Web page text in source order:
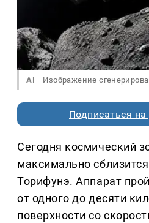
AI Изображение
Подписаться
Сегодня космический
максимально
Торифунэ. Аппарат
от одного до десяти
поверхности со